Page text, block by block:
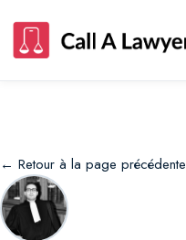
← Retour à la page précédente